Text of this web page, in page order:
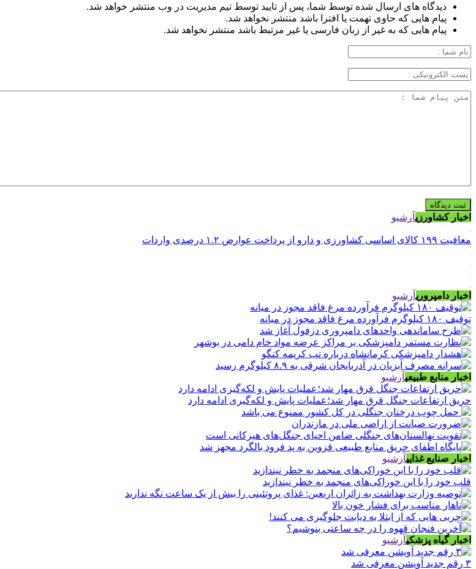
دیدگاه های ارسال شده توسط شما، پس از تایید توسط تیم مدیریت در وب منتشر خواهد شد.
پیام هایی که حاوی تهمت یا افترا باشد منتشر نخواهد شد.
پیام هایی که به غیر از زبان فارسی یا غیر مرتبط باشد منتشر نخواهد شد.
اخبار کشاورزیآرشیو
معافیت ۱۹۹ کالای اساسی کشاورزی و دارو از پرداخت عوارض ۱.۲ درصدی واردات
اخبار دامپروریآرشیو
توقیف ۱۸۰ کیلوگرم فرآورده مرغ فاقد مجوز در میانه
اخبار منابع طبیعیآرشیو
حریق ارتفاعات جنگل قرق مهار شد؛عملیات پایش و لکه‌گیری ادامه دارد
اخبار صنایع غذاییآرشیو
قلب خود را با این خوراکی‌های منجمد به خطر نیندازید
اخبار گیاه پزشکیآرشیو
۳ رقم جدید آویشن معرفی شد